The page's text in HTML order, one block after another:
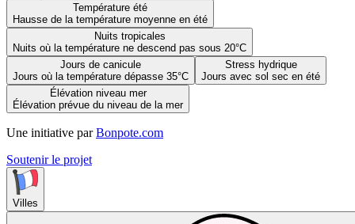
Température été
Hausse de la température moyenne en été
Nuits tropicales
Nuits où la température ne descend pas sous 20°C
Jours de canicule
Jours où la température dépasse 35°C
Stress hydrique
Jours avec sol sec en été
Élévation niveau mer
Élévation prévue du niveau de la mer
Une initiative par Bonpote.com
Soutenir le projet
Villes